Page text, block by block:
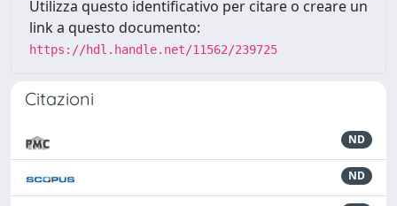
Utilizza questo identificativo per citare o creare un
link a questo documento:
https://hdl.handle.net/11562/239725
Citazioni
ND
ND